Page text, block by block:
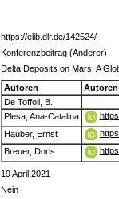
https://elib.dlr.de/142524/
Konferenzbeitrag (Anderer)
Delta Deposits on Mars: A
Autoren
De Toffoli, B.
Plesa, Ana-Catalina
Hauber, Ernst
Breuer, Doris
19 April 2021
Nein